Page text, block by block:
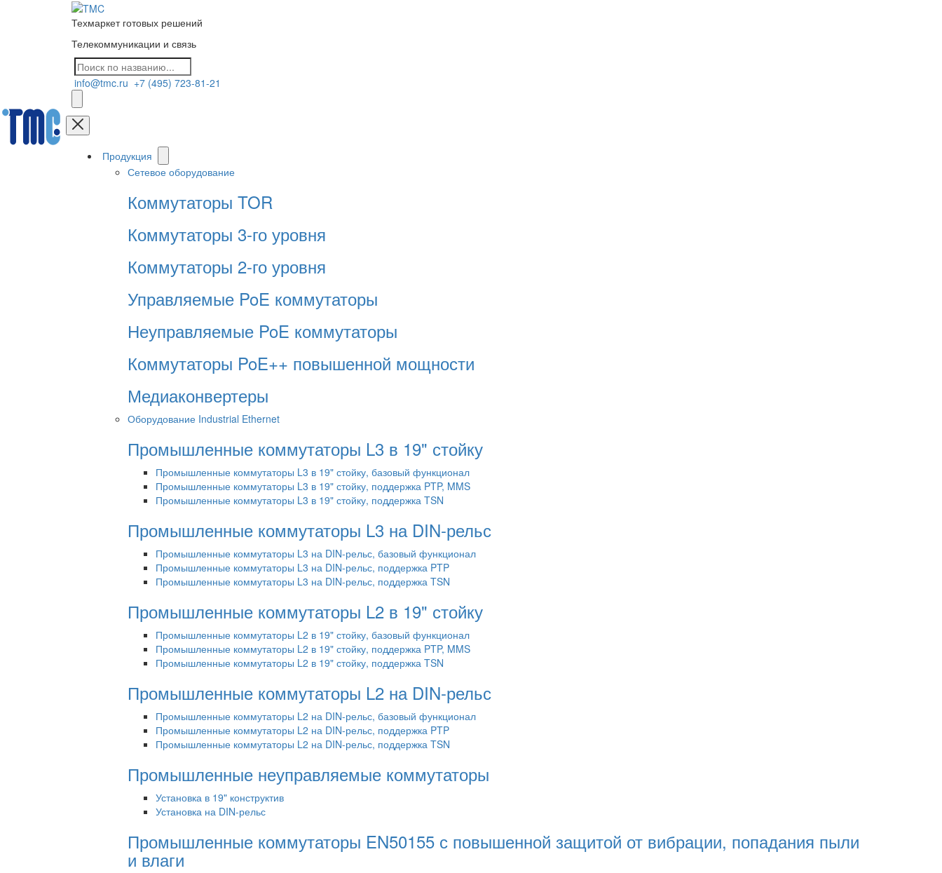
Техмаркет готовых решений
Телекоммуникации и связь
info@tmc.ru +7 (495) 723-81-21
Продукция
Сетевое оборудование
Коммутаторы TOR
Коммутаторы 3-го уровня
Коммутаторы 2-го уровня
Управляемые PoE коммутаторы
Неуправляемые PoE коммутаторы
Коммутаторы PoE++ повышенной мощности
Медиаконвертеры
Оборудование Industrial Ethernet
Промышленные коммутаторы L3 в 19" стойку
Промышленные коммутаторы L3 в 19" стойку, базовый функционал
Промышленные коммутаторы L3 в 19" стойку, поддержка PTP, MMS
Промышленные коммутаторы L3 в 19" стойку, поддержка TSN
Промышленные коммутаторы L3 на DIN-рельс
Промышленные коммутаторы L3 на DIN-рельс, базовый функционал
Промышленные коммутаторы L3 на DIN-рельс, поддержка PTP
Промышленные коммутаторы L3 на DIN-рельс, поддержка TSN
Промышленные коммутаторы L2 в 19" стойку
Промышленные коммутаторы L2 в 19" стойку, базовый функционал
Промышленные коммутаторы L2 в 19" стойку, поддержка PTP, MMS
Промышленные коммутаторы L2 в 19" стойку, поддержка TSN
Промышленные коммутаторы L2 на DIN-рельс
Промышленные коммутаторы L2 на DIN-рельс, базовый функционал
Промышленные коммутаторы L2 на DIN-рельс, поддержка PTP
Промышленные коммутаторы L2 на DIN-рельс, поддержка TSN
Промышленные неуправляемые коммутаторы
Установка в 19" конструктив
Установка на DIN-рельс
Промышленные коммутаторы EN50155 с повышенной защитой от вибрации, попадания пыли
и влаги